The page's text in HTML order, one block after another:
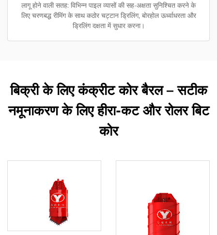
लागू होने वाली सतह: विभिन्न पाइल व्यासों की सह-अक्षता सुनिश्चित करने के
लिए चरणबद्ध रीमिंग के साथ कठोर चट्टान ड्रिलिंग, बोरहोल ऊर्ध्वाधरता और
ड्रिलिंग दक्षता में सुधार करना।
बिक्री के लिए कंक्रीट कोर बैरल – सटीक
नमूनाकरण के लिए हीरा-कट और रोलर बिट
कोर